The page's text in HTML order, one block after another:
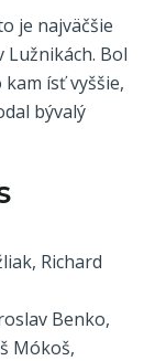
je najväčšie
Lužnikách. Bol
ísť vyššie,
bývalý
Richard
Benko,
Mókoš,